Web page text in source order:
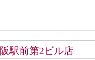
駅前第2ビル店